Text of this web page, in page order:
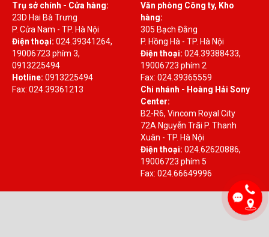
Trụ sở chính - Cửa hàng:
23D Hai Bà Trưng
P. Cửa Nam - TP. Hà Nội
Điện thoại: 024.39341264,
19006723 phím 3,
0913225494
Hotline: 0913225494
Fax: 024.39361213
Văn phòng Công ty, Kho
hàng:
305 Bạch Đằng
P. Hồng Hà - TP. Hà Nội
Điện thoại: 024.39388433,
19006723 phím 2
Fax: 024.39365559
Chi nhánh - Hoàng Hải Sony
Center:
B2-R6, Vincom Royal City
72A Nguyễn Trãi P. Thanh
Xuân - TP. Hà Nội
Điện thoại: 024.62620886,
19006723 phím 5
Fax: 024.66649996